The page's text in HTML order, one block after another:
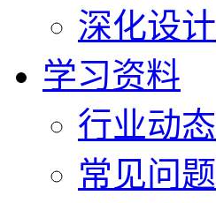
深化设计
学习资料
行业动态
常见问题